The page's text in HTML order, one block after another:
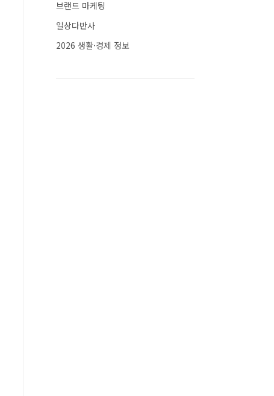
브랜드 마케팅
일상다반사
2026 생활·경제 정보